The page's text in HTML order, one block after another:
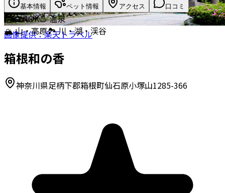
画像提供：楽天トラベル
基本情報 ペット情報 アクセス 口コミ
宿泊犬OK♨️ 温泉
🏔️ 山・高原🏞️ 川・湖・渓谷
箱根和の香
神奈川県足柄下郡箱根町仙石原小塚山1285-366